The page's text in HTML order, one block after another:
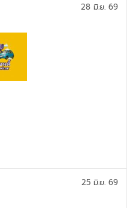
28 มิ.ย. 69
25 มิ.ย. 69